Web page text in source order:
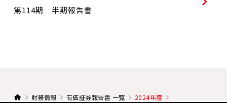
第114期 半期報告書
財務情報 有価証券報告書 一覧 2024年度